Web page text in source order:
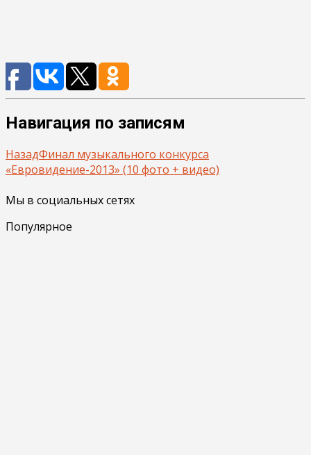
Навигация по записям
НазадФинал музыкального конкурса
«Евровидение-2013» (10 фото + видео)
Мы в социальных сетях
Популярное